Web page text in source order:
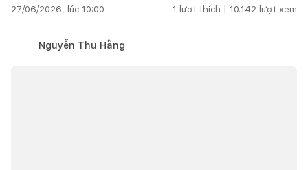
27/06/2026, lúc 10:00 1 lượt thích | 10.142 lượt xem
Nguyễn Thu Hằng